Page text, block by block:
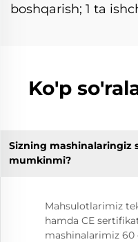
boshqarish; 1 ta
Ko'p
Sizning mashinalaringiz
mumkinmi?
Mahsulotlarimiz
hamda CE
mashinalarimiz 60